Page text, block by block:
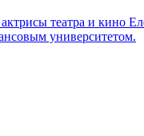
актрисы театра и кино
университетом.